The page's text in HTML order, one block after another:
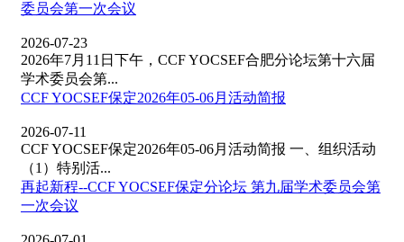
委员会第一次会议
2026-07-23
2026年7月11日下午，CCF YOCSEF合肥分论坛第十六届
学术委员会第...
CCF YOCSEF保定2026年05-06月活动简报
2026-07-11
CCF YOCSEF保定2026年05-06月活动简报 一、组织活动
（1）特别活...
再起新程--CCF YOCSEF保定分论坛 第九届学术委员会第
一次会议